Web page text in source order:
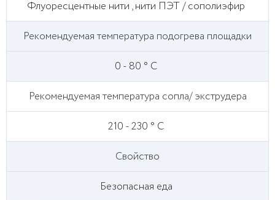
Флуоресцентные нити , нити ПЭТ / сополиэфир
Рекомендуемая температура подогрева площадки
0 - 80 ° С
Рекомендуемая температура сопла/ экструдера
210 - 230 ° С
Свойство
Безопасная еда